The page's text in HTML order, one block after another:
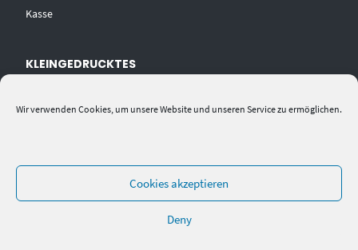
Wir verwenden Cookies, um unsere Website und unseren Service zu ermöglichen.
Cookies akzeptieren
Deny
Kasse
KLEINGEDRUCKTES
Impressum